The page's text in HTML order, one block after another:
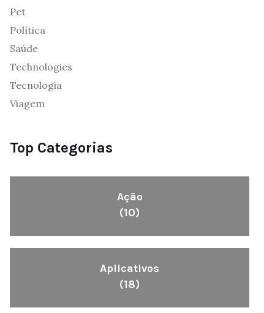
Pet
Política
Saúde
Technologies
Tecnologia
Viagem
Top Categorias
Ação
(10)
Aplicativos
(18)